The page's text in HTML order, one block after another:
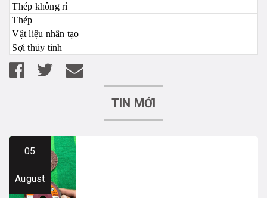
Thép không rỉ
Thép
Vật liệu nhân tạo
Sợi thủy tinh
TIN MỚI
05
August